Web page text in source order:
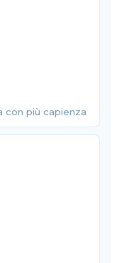
con più capienza